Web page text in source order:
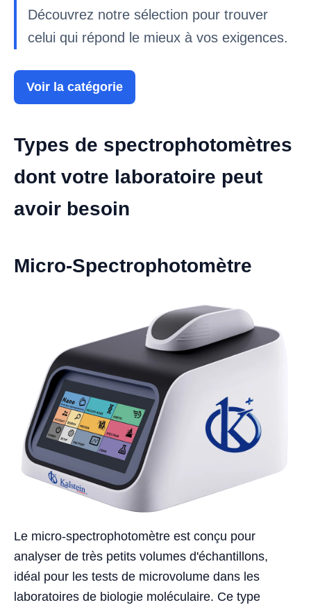
Découvrez notre sélection pour trouver
celui qui répond le mieux à vos exigences.
Voir la catégorie
Types de spectrophotomètres
dont votre laboratoire peut
avoir besoin
Micro-Spectrophotomètre
Le micro-spectrophotomètre est conçu pour
analyser de très petits volumes d'échantillons,
idéal pour les tests de microvolume dans les
laboratoires de biologie moléculaire. Ce type